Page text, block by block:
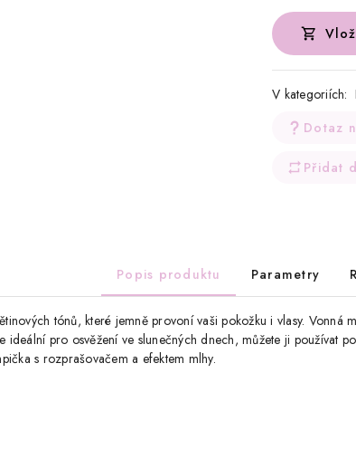
V kategoriích:
Dotaz
Přidat
Popis produktu Parametry
tónů, které jemně provoní vaši pokožku i vlasy.
pro osvěžení ve slunečných dnech, můžete ji používat
s rozprašovačem a efektem mlhy.